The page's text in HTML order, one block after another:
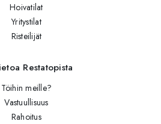
Hoivatilat
Yritystilat
Risteilijät
Restatopista
Töihin meille?
Vastuullisuus
Rahoitus